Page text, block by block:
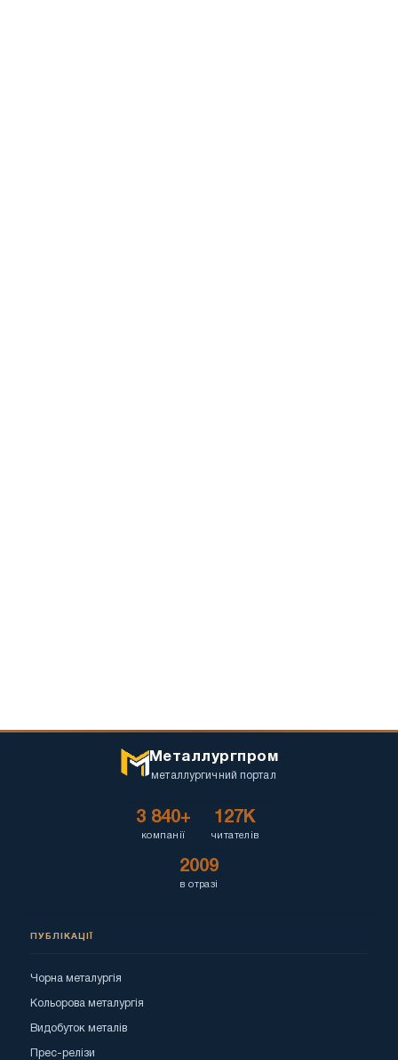
Металлургпром
металлургичний портал
3 840+
компанії
127K
читателів
2009
в отразі
ПУБЛІКАЦІЇ
Чорна металургія
Кольорова металургія
Видобуток металів
Прес-релізи